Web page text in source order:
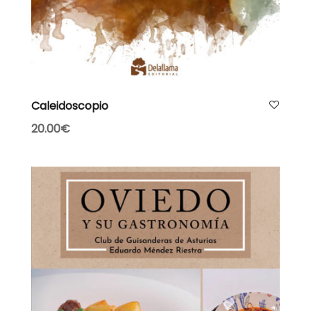
Caleidoscopio
20.00€